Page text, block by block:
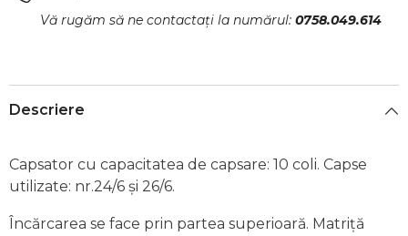
Vă rugăm să ne contactați la numărul: 0758.049.614
Descriere
Capsator cu capacitatea de capsare: 10 coli. Capse
utilizate: nr.24/6 și 26/6.
Încărcarea se face prin partea superioară. Matriță